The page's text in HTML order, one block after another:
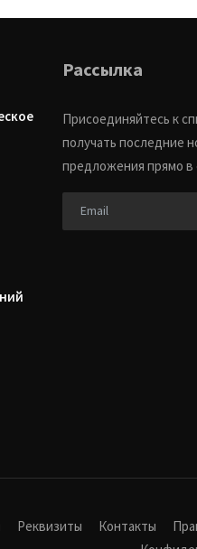
Рассылка
Присоединяйтесь к
получать последние
предложения прямо
Реквизиты Контакты